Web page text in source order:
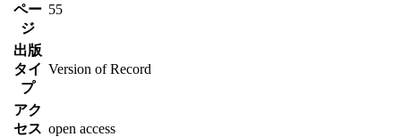
ペー
ジ
55
出版
タイ
プ
Version of Record
アク
セス open access